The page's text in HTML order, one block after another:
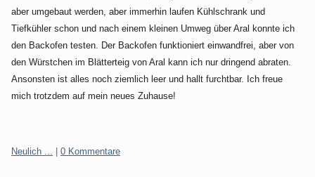
aber umgebaut werden, aber immerhin laufen Kühlschrank und
Tiefkühler schon und nach einem kleinen Umweg über Aral konnte ich
den Backofen testen. Der Backofen funktioniert einwandfrei, aber von
den Würstchen im Blätterteig von Aral kann ich nur dringend abraten.
Ansonsten ist alles noch ziemlich leer und hallt furchtbar. Ich freue
mich trotzdem auf mein neues Zuhause!
Kategorien:
Neulich ... 0 Kommentare